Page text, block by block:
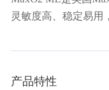
灵敏度高、稳定易用
产品特性